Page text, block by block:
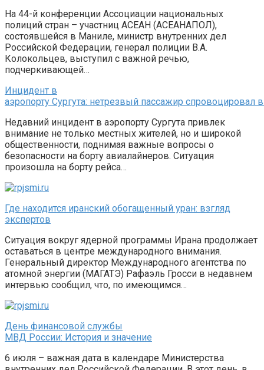
На 44-й конференции Ассоциации национальных
полиций стран – участниц АСЕАН (АСЕАНАПОЛ),
состоявшейся в Маниле, министр внутренних дел
Российской Федерации, генерал полиции В.А.
Колокольцев, выступил с важной речью,
подчеркивающей…
Инцидент в
аэропорту Сургута: нетрезвый пассажир
Недавний инцидент в аэропорту Сургута привлек
внимание не только местных жителей, но и широкой
общественности, поднимая важные вопросы о
безопасности на борту авиалайнеров. Ситуация
произошла на борту рейса…
Где находится иранский обогащенный уран: взгляд
экспертов
Ситуация вокруг ядерной программы Ирана продолжает
оставаться в центре международного внимания.
Генеральный директор Международного агентства по
атомной энергии (МАГАТЭ) Рафаэль Гросси в недавнем
интервью сообщил, что, по имеющимся…
День финансовой службы
МВД России: История и значение
6 июля – важная дата в календаре Министерства